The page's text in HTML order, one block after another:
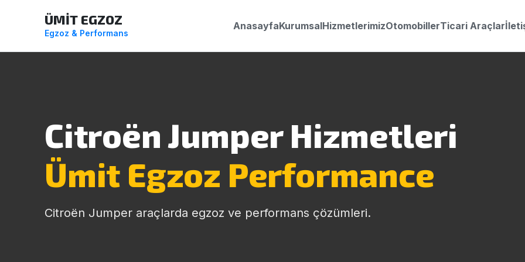
ÜMİT EGZOZ
Egzoz & Performans
AnasayfaKurumsalHizmetlerimizOtomobillerTicari Araçlar
Citroën Jumper Hizmetleri
Ümit Egzoz Performance
Citroën Jumper araçlarda egzoz ve performans çözümleri.